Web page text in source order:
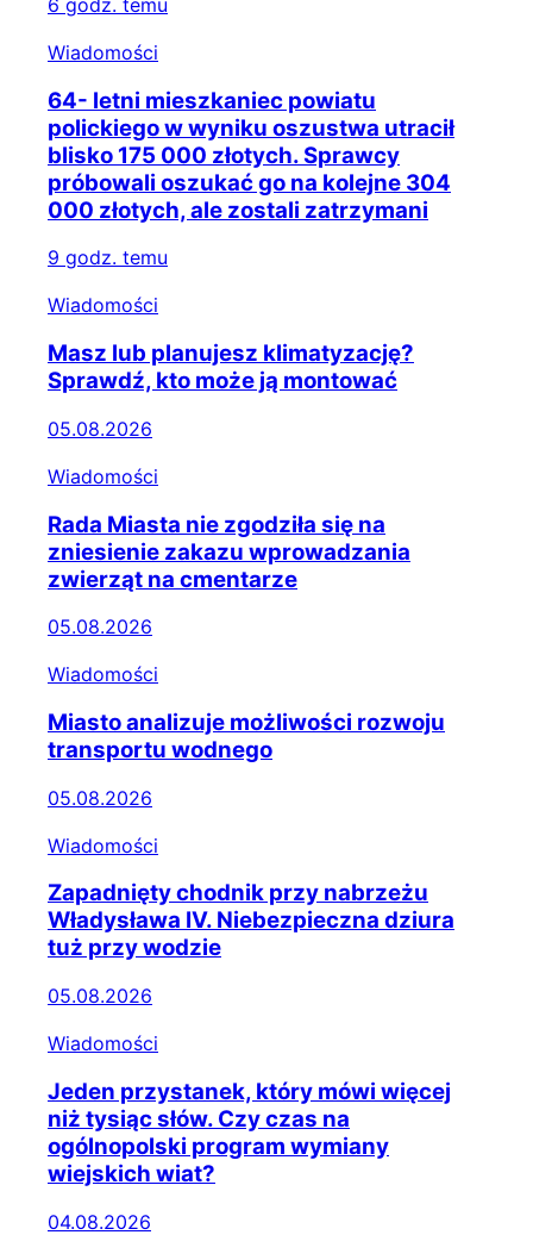
Wiadomości
64- letni mieszkaniec powiatu
polickiego w wyniku oszustwa utracił
blisko 175 000 złotych. Sprawcy
próbowali oszukać go na kolejne 304
000 złotych, ale zostali zatrzymani
9 godz. temu
Wiadomości
Masz lub planujesz klimatyzację?
Sprawdź, kto może ją montować
05.08.2026
Wiadomości
Rada Miasta nie zgodziła się na
zniesienie zakazu wprowadzania
zwierząt na cmentarze
05.08.2026
Wiadomości
Miasto analizuje możliwości rozwoju
transportu wodnego
05.08.2026
Wiadomości
Zapadnięty chodnik przy nabrzeżu
Władysława IV. Niebezpieczna dziura
tuż przy wodzie
05.08.2026
Wiadomości
Jeden przystanek, który mówi więcej
niż tysiąc słów. Czy czas na
ogólnopolski program wymiany
wiejskich wiat?
04.08.2026